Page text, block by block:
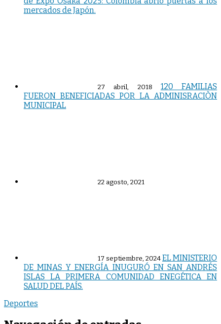
mercados de Japón.
27 abril, 2018
120 FAMILIAS
FUERON BENEFICIADAS POR LA ADMINISRACIÒN
MUNICIPAL
22 agosto, 2021
17 septiembre, 2024EL MINISTERIO
DE MINAS Y ENERGÍA INUGURÓ EN SAN ANDRÉS
ISLAS LA PRIMERA COMUNIDAD ENEGÉTICA EN
SALUD DEL PAÍS.
Deportes